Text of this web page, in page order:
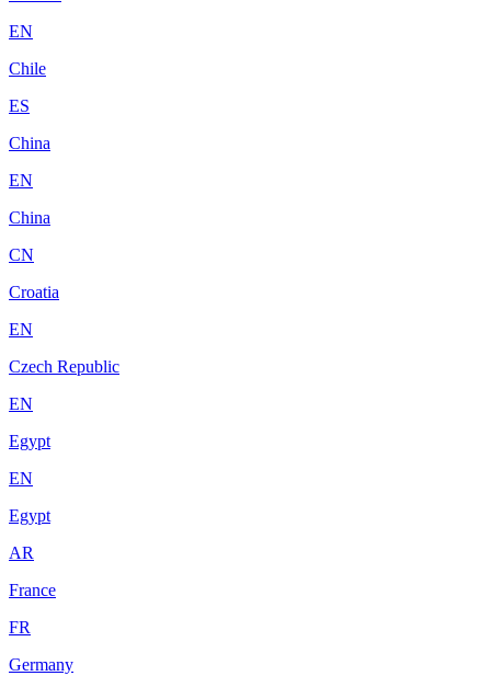
EN
Chile
ES
China
EN
China
CN
Croatia
EN
Czech Republic
EN
Egypt
EN
Egypt
AR
France
FR
Germany